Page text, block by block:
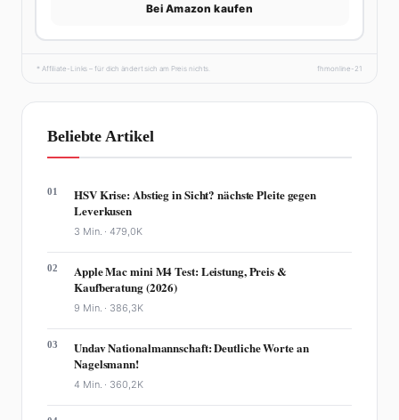
Bei Amazon kaufen
* Affiliate-Links – für dich ändert sich am Preis nichts. fhmonline-21
Beliebte Artikel
01
HSV Krise: Abstieg in Sicht? nächste Pleite gegen
Leverkusen
3 Min. ·479,0K
02
Apple Mac mini M4 Test: Leistung, Preis &
Kaufberatung (2026)
9 Min. · 386,3K
03
Undav Nationalmannschaft: Deutliche Worte an
Nagelsmann!
4 Min. · 360,2K